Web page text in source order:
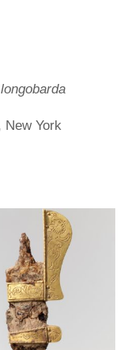
New York